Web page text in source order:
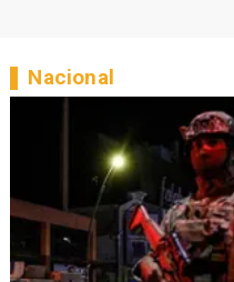
Nacional